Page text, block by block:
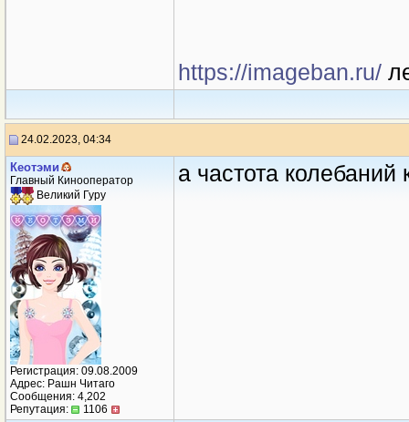
https://imageban.ru/
24.02.2023, 04:34
Кеотэми
Главный Кинооператор
Великий Гуру
Регистрация: 09.08.2009
Адрес: Рашн Читаго
Сообщения: 4,202
Репутация:
1106
а частота